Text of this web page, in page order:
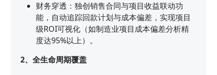
财务穿透：独创销售合同与项目收益联动功
能，自动追踪回款计划与成本偏差，实现项目
级ROI可视化（如制造业项目成本偏差分析精
度达95%以上）。
2、全生命周期覆盖